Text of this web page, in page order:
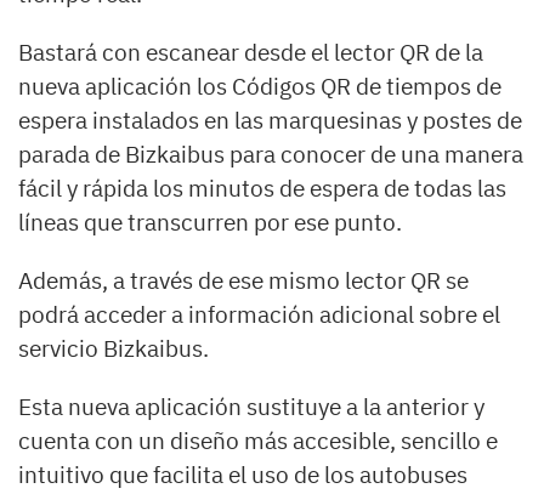
Bastará con escanear desde el lector QR de la
nueva aplicación los Códigos QR de tiempos de
espera instalados en las marquesinas y postes de
parada de Bizkaibus para conocer de una manera
fácil y rápida los minutos de espera de todas las
líneas que transcurren por ese punto.
Además, a través de ese mismo lector QR se
podrá acceder a información adicional sobre el
servicio Bizkaibus.
Esta nueva aplicación sustituye a la anterior y
cuenta con un diseño más accesible, sencillo e
intuitivo que facilita el uso de los autobuses